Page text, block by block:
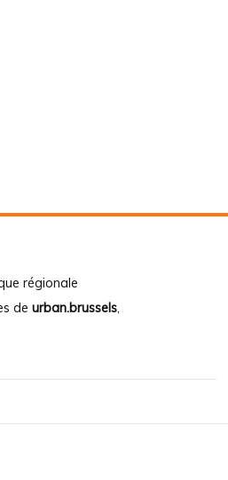
régionale
de urban.brussels,